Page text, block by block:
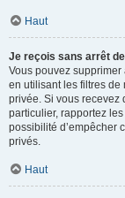
Haut
Je reçois sans arrêt
Vous pouvez supprimer
en utilisant les filtres de
privée. Si vous recevez
particulier, rapportez
possibilité d’empêcher
privés.
Haut